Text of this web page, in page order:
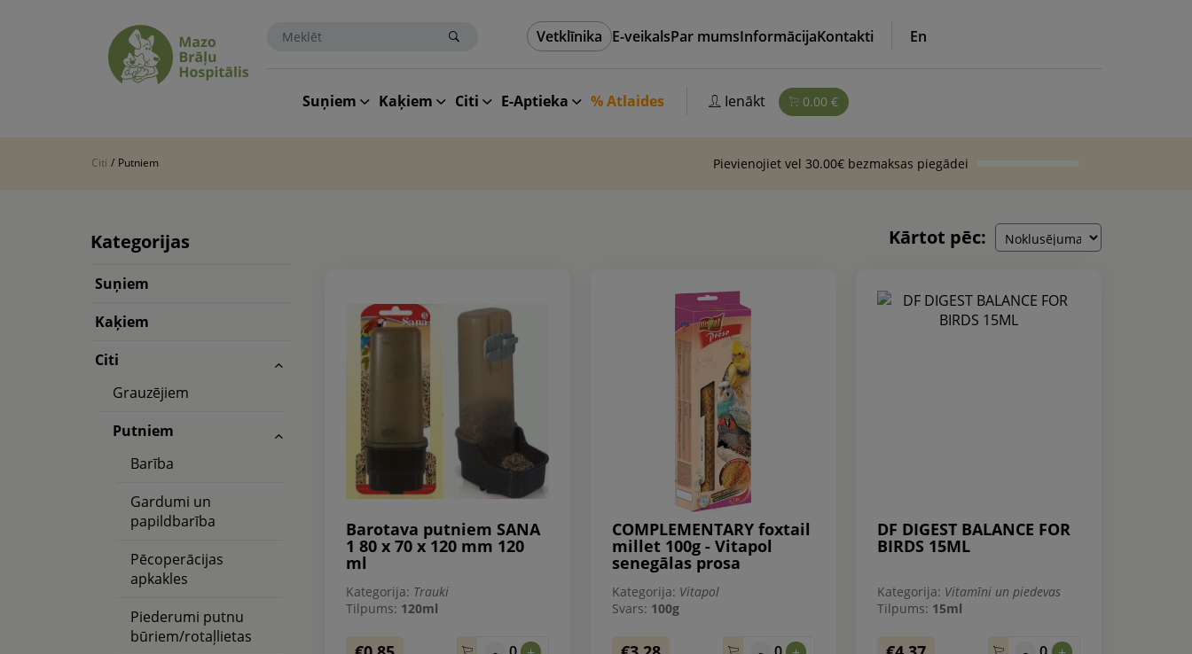
Vetklīnika E-veikalsPar mumsInformācijaKontakti En
Suņiem Kaķiem Citi E-Aptieka % Atlaides Ienākt 0.00 €
Pievienojiet vel 30.00€ bezmaksas piegādei
Citi / Putniem
Kārtot pēc:
Kategorijas
Suņiem
Kaķiem
Citi
Grauzējiem
Putniem
Barība
Gardumi un
papildbarība
Pēcoperācijas
apkakles
Piederumi putnu
būriem/rotaļlietas
Barotava putniem SANA
1 80 x 70 x 120 mm 120
ml
Kategorija: Trauki
Tilpums: 120ml
COMPLEMENTARY foxtail
millet 100g - Vitapol
senegālas prosa
Kategorija: Vitapol
Svars: 100g
DF DIGEST BALANCE FOR
BIRDS 15ML
Kategorija: Vitamīni un piedevas
Tilpums: 15ml